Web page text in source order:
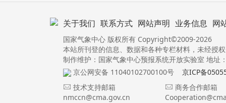
关于我们 联系方式 网站声明 业务信息 网
国家气象中心 版权所有 Copyright©2009-2026
本站所刊登的信息、数据和各种专栏材料，未经授
制作维护：国家气象中心预报系统开放实验室 地址
京公网安备 11040102700100号
京ICP备
技术支持邮箱
nmccn@cma.gov.cn
商务合作邮箱